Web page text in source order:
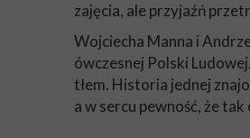
zajęcia, ale przyjaźń
Wojciecha Manna i
ówczesnej Polski
tłem. Historia jednej
a w sercu pewność, że